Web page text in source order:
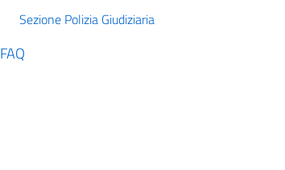
Sezione Polizia Giudiziaria
FAQ